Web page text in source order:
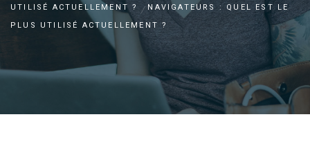
UTILISÉ ACTUELLEMENT ?
NAVIGATEURS : QUEL EST LE
PLUS UTILISÉ ACTUELLEMENT ?